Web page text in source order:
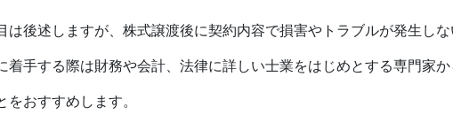
は後述しますが、株式譲渡後に契約内容で損害やトラブルが発生し
着手する際は財務や会計、法律に詳しい士業をはじめとする専門家
おすすめします。